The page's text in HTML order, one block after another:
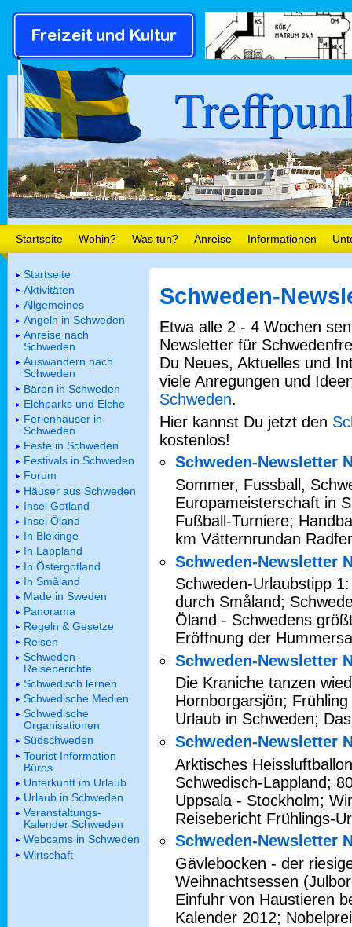
Startseite Wohin? Was tun? Anreise Informationen
Schweden-
Etwa alle 2 - 4 Wochen
Newsletter für
Du Neues, Aktuelles und
viele Anregungen und
Schweden.
Hier kannst Du jetzt den
kostenlos!
Schweden-Newsletter
Sommer, Fussball,
Europameisterschaft in
Fußball-Turniere;
km Vätternrundan
Schweden-Newsletter
Schweden-Urlaubstipp
durch Småland;
Öland - Schwedens
Eröffnung der
Schweden-Newsletter
Die Kraniche tanzen
Hornborgarsjön;
Urlaub in Schweden;
Schweden-Newsletter
Arktisches
Schwedisch-Lappland;
Uppsala - Stockholm;
Reisebericht Frühlings-
Schweden-Newsletter
Gävlebocken - der
Weihnachtsessen
Einfuhr von Haustieren
Kalender 2012;
Startseite
Aktivitäten
Allgemeines
Angeln in Schweden
Anreise nach
Schweden
Auswandern nach
Schweden
Bären in Schweden
Elchparks und Elche
Ferienhäuser in
Schweden
Feste in Schweden
Festivals in Schweden
Forum
Häuser aus Schweden
Insel Gotland
Insel Öland
In Blekinge
In Lappland
In Östergotland
In Småland
Made in Sweden
Panorama
Regeln & Gesetze
Reisen
Schweden-
Reiseberichte
Schwedisch lernen
Schwedische Medien
Schwedische
Organisationen
Südschweden
Tourist Information
Büros
Unterkunft im Urlaub
Urlaub in Schweden
Veranstaltungs-
Kalender Schweden
Webcams in Schweden
Wirtschaft